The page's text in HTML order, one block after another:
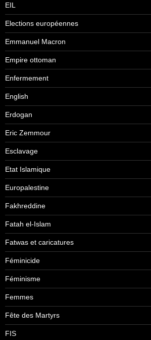
EIL
Elections européennes
Emmanuel Macron
Empire ottoman
Enfermement
English
Erdogan
Eric Zemmour
Esclavage
Etat Islamique
Europalestine
Fakhreddine
Fatah el-Islam
Fatwas et caricatures
Féminicide
Féminisme
Femmes
Fête des Martyrs
FIS